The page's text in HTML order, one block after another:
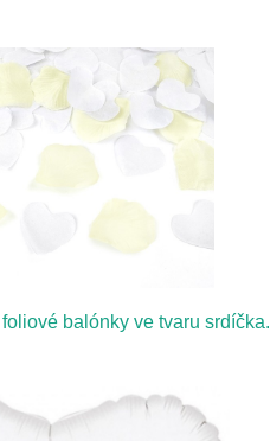
foliové balónky ve tvaru srdíčka.